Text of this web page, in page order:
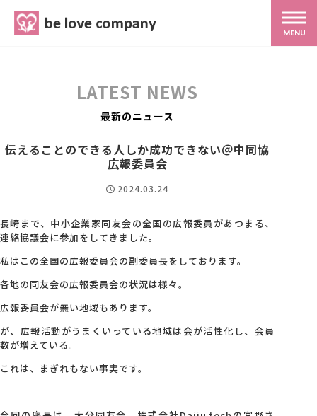
MENU
スタッフ紹介
最新ブログ
会社概要
LATEST NEWS
最新のニュース
伝えることのできる人しか成功できない＠中同協
広報委員会
2024.03.24
長崎まで、中小企業家同友会の全国の広報委員があつまる、
連絡協議会に参加をしてきました。
私はこの全国の広報委員会の副委員長をしております。
各地の同友会の広報委員会の状況は様々。
広報委員会が無い地域もあります。
が、広報活動がうまくいっている地域は会が活性化し、会員
数が増えている。
これは、まぎれもない事実です。